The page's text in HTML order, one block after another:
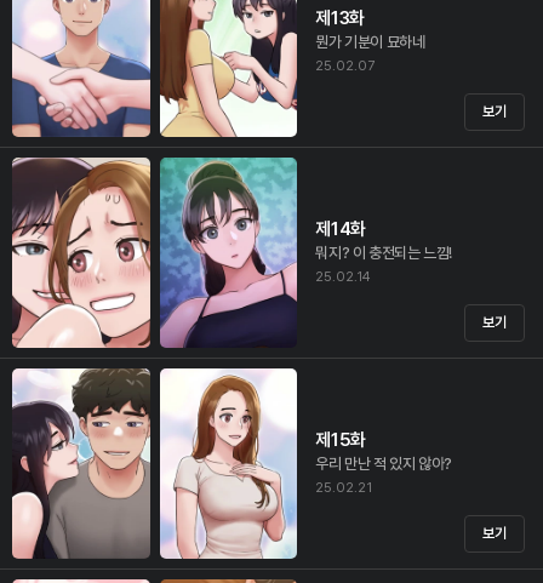
제13화
뭔가 기분이 묘하네
25.02.07
보기
제14화
뭐지? 이 충전되는 느낌!
25.02.14
보기
제15화
우리 만난 적 있지 않아?
25.02.21
보기